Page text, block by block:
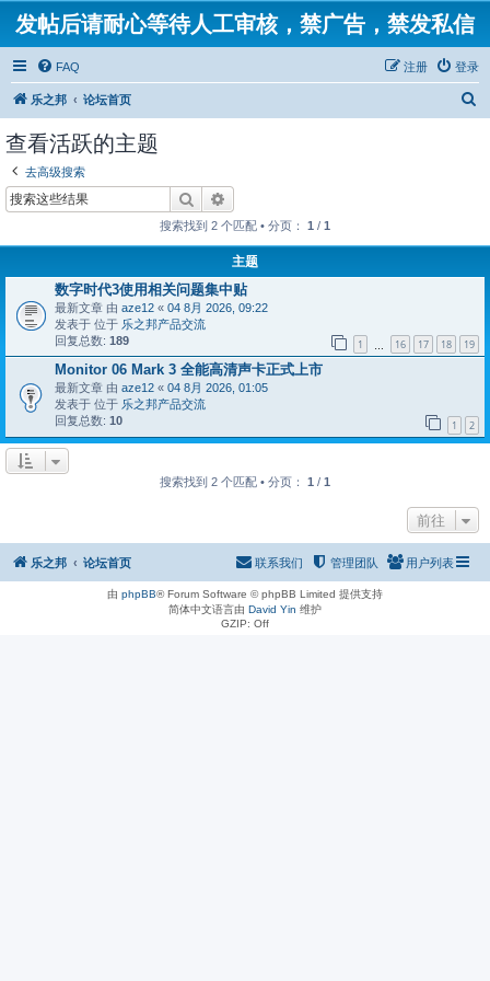
发帖后请耐心等待人工审核，禁广告，禁发私信
FAQ 登录
注册
乐之邦 论坛首页
查看活跃的主题
去高级搜索
搜索
搜索找到 2 个匹配 • 分页： 1 / 1
主题
数字时代3使用相关问题集中贴
最新文章 由 aze12 « 04 8月 2026, 09:22
发表于 位于 乐之邦产品交流
回复总数: 189 1 16 17 18 19
Monitor 06 Mark 3 全能高清声卡正式上市
最新文章 由 aze12 « 04 8月 2026, 01:05
发表于 位于 乐之邦产品交流
回复总数: 10 1 2
搜索找到 2 个匹配 • 分页： 1 / 1
前往
乐之邦 论坛首页 用户列表
管理团队
联系我们
由 phpBB® Forum Software © phpBB Limited 提供支持
简体中文语言由 David Yin 维护
GZIP: Off